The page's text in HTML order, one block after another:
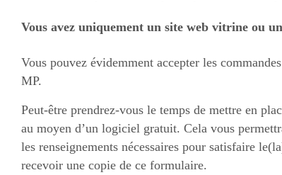
Vous avez uniquement un site web vitrine ou
Vous pouvez évidemment accepter les
MP.
Peut-être prendrez-vous le temps de mettre en
au moyen d’un logiciel gratuit. Cela vous
les renseignements nécessaires pour satisfaire
recevoir une copie de ce formulaire.